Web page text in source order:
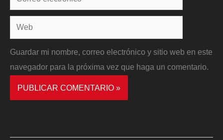
electrónico*
Web
Guardar mi nombre, correo electrónico y sitio web en este
navegador para la próxima vez que haga un comentario.